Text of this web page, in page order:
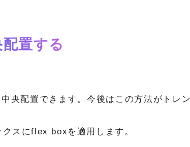
置する
央配置できます。今後はこの方法がトレ
スにflex boxを適用します。